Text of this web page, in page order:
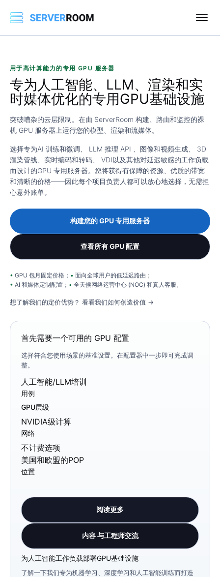
用于高计算能力的专用 GPU 服务器
专为人工智能、LLM、渲染和实
时媒体优化的专用GPU基础设施
突破嘈杂的云层限制。在由 ServerRoom 构建、路由和监控的裸
机 GPU 服务器上运行您的模型、渲染和流媒体。
选择专为AI 训练和微调 LLM 推理 API 图像和视频生成
3D
渲染管线
实时编码和转码 VDI以及其他对延迟敏感的工作负载
而设计的GPU 专用服务器。您将获得有保障的资源、优质的带宽
和清晰的价格——因此每个项目负责人都可以放心地选择，无需担
心意外账单。
构建您的 GPU 专用服务器
查看所有 GPU 配置
GPU 包月固定价格；
面向全球用户的低延迟路由；
AI 和媒体定制配置；
全天候网络运营中心 (NOC) 和真人客服。
想了解我们的定价优势？ 看看我们如何创造价值 →
首先需要一个可用的 GPU 配置
选择符合您使用场景的基准设置。在配置器中一步即可完成调
整。
人工智能/LLM培训
用例
GPU层级
NVIDIA级计算
网络
不计费选项
美国和欧盟的POP
位置
阅读更多
内容 与工程师交流
为人工智能工作负载部署GPU基础设施
了解一下我们专为机器学习、深度学习和人工智能训练而打造